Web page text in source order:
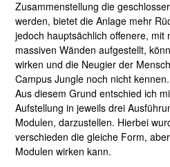
Zusammenstellung die
werden, bietet die Anlage mehr
jedoch hauptsächlich offenere,
massiven Wänden aufgestellt,
wirken und die Neugier der
Campus Jungle noch nicht kennen.
Aus diesem Grund entschied ich
Aufstellung in jeweils drei
Modulen, darzustellen. Hierbei
verschieden die gleiche Form,
Modulen wirken kann.